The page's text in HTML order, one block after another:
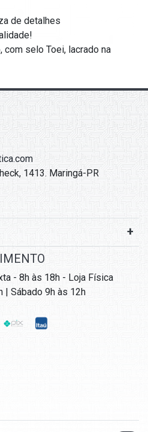
de detalhes
com selo Toei, lacrado na
1413. Maringá-PR
- 8h às 18h - Loja Física
| Sábado 9h às 12h